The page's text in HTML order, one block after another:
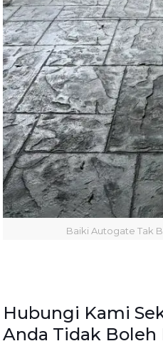
Baiki Autogate Tak
Hubungi Kami
Anda Tidak Boleh